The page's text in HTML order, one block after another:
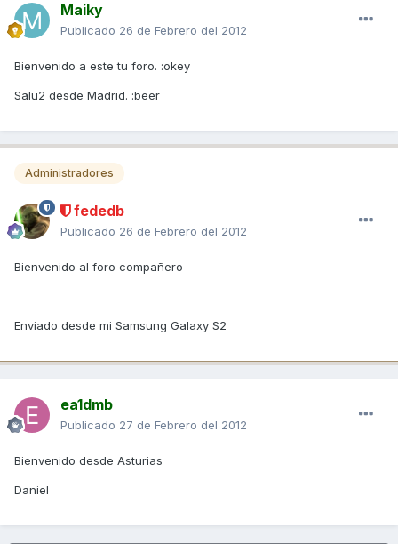
Maiky
Publicado 26 de Febrero del 2012
Bienvenido a este tu foro. :okey
Salu2 desde Madrid. :beer
Administradores
fededb
Publicado 26 de Febrero del 2012
Bienvenido al foro compañero
Enviado desde mi Samsung Galaxy S2
ea1dmb
Publicado 27 de Febrero del 2012
Bienvenido desde Asturias
Daniel